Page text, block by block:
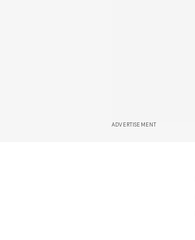
ADVERTISEMENT